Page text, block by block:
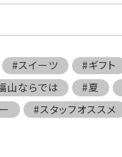
#スイーツ #ギフト
山ならでは #夏
#スタッフオススメ